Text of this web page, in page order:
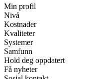
Min profil
Nivå
Kostnader
Kvaliteter
Systemer
Samfunn
Hold deg oppdatert
Få nyheter